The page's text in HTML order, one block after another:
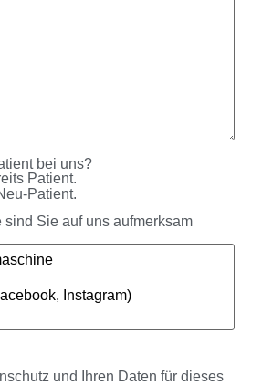
bei uns?
Patient.
Patient.
sind Sie auf uns aufmerksam
und Ihren Daten für dieses